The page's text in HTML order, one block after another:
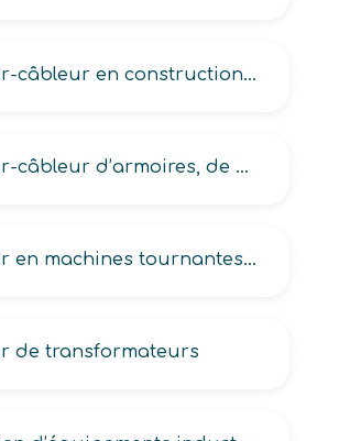
Monteur-câbleur en construction de matériels électriques-électromécaniques
Monteur-câbleur d’armoires, de matériels électriques, Tableautiste en électricité
Monteur en machines tournantes électriques
de transformateurs